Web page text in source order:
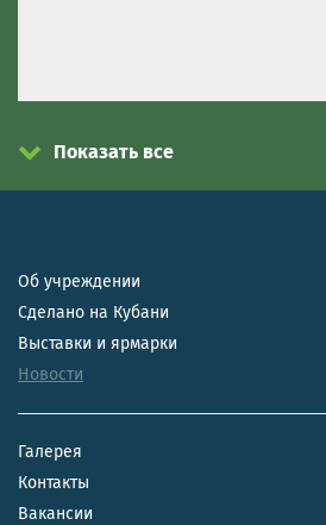
Показать все
Об учреждении
Сделано на Кубани
Выставки и ярмарки
Новости
Галерея
Контакты
Вакансии